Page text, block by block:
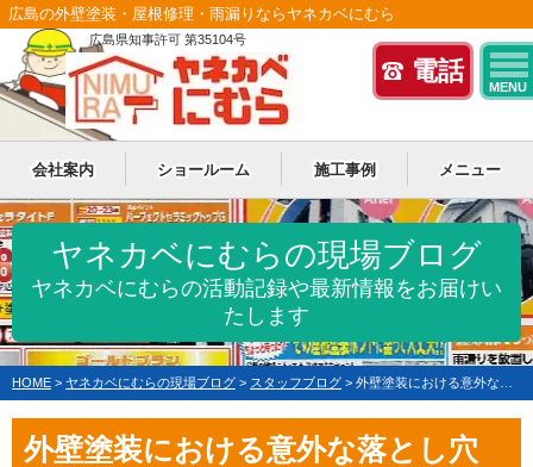
電話
MENU
広島の外壁塗装・屋根修理・雨漏りならヤネカベにむら
広島県知事許可 第35104号
会社案内 ショールーム 施工事例 メニュー
ヤネカベにむらの現場ブログ
ヤネカベにむらの活動記録や最新情報をお届けい
たします
HOME > ヤネカベにむらの現場ブログ > スタッフブログ > 外壁塗装における意外な落とし穴
外壁塗装における意外な落とし穴